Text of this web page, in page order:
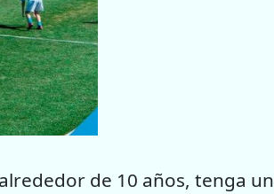
de 10 años, tenga un